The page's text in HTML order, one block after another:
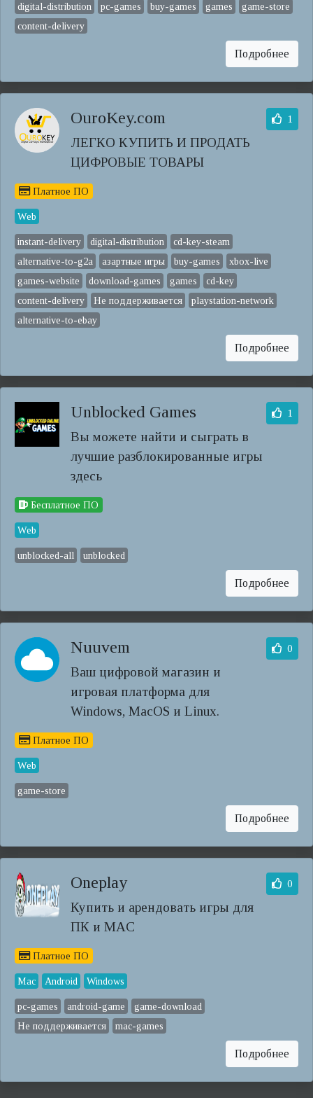
digital-distribution pc-games buy-games games
game-store
content-delivery
Подробнее
OuroKey.com
ЛЕГКО КУПИТЬ И ПРОДАТЬ
ЦИФРОВЫЕ ТОВАРЫ
1
Платное ПО
Web
instant-delivery digital-distribution
cd-key-steam
alternative-to-g2a
азартные игры buy-games
xbox-live
games-website
download-games games
cd-key
content-delivery
Не поддерживается
playstation-network
alternative-to-ebay
Подробнее
Unblocked Games
Вы можете найти и сыграть в
лучшие разблокированные игры
здесь
1
Бесплатное ПО
Web
unblocked-all unblocked
Подробнее
Nuuvem
Ваш цифровой магазин и
игровая платформа для
Windows, MacOS и Linux.
0
Платное ПО
Web
game-store
Подробнее
Oneplay
Купить и арендовать игры для
ПК и MAC
0
Платное ПО
Mac Android Windows
pc-games android-game
game-download
Не поддерживается
mac-games
Подробнее